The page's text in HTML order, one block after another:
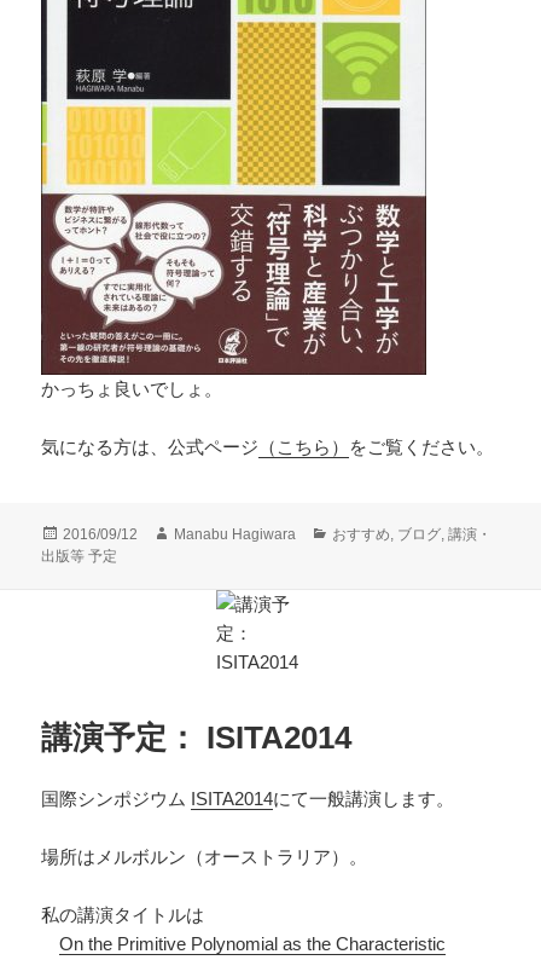
かっちょ良いでしょ。
気になる方は、公式ページ （こちら） をご覧ください。
投
稿
2016/09/12
作
Manabu Hagiwara
カ
おすすめ, ブログ,講演・
出版等 予定
講演予定： ISITA2014
国際シンポジウム ISITA2014にて一般講演します。
場所はメルボルン（オーストラリア）。
私の講演タイトルは
On the Primitive Polynomial as the Characteristic